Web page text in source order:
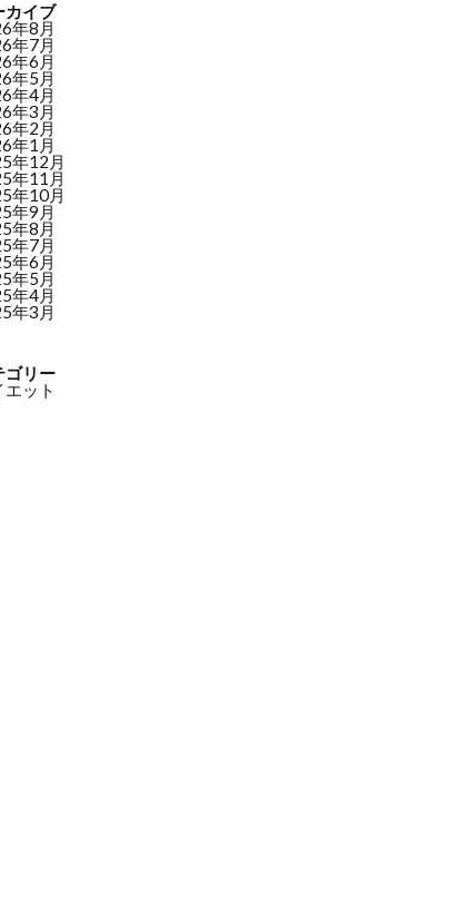
カイブ
年8月
年7月
年6月
年5月
年4月
年3月
年2月
年1月
年12月
年11月
年10月
年9月
年8月
年7月
年6月
年5月
年4月
年3月
ゴリー
エット